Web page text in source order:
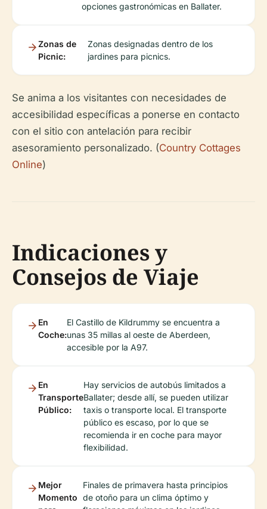
opciones gastronómicas en Ballater.
Zonas de
Picnic:
Zonas designadas dentro de los
jardines para picnics.
Se anima a los visitantes con necesidades de
accesibilidad específicas a ponerse en contacto
con el sitio con antelación para recibir
asesoramiento personalizado. (Country Cottages
Online)
Indicaciones y
Consejos de Viaje
En
Coche:
El Castillo de Kildrummy se encuentra a
unas 35 millas al oeste de Aberdeen,
accesible por la A97.
En
Transporte
Público:
Hay servicios de autobús limitados a
Ballater; desde allí, se pueden utilizar
taxis o transporte local. El transporte
público es escaso, por lo que se
recomienda ir en coche para mayor
flexibilidad.
Mejor
Momento
Finales de primavera hasta principios
de otoño para un clima óptimo y